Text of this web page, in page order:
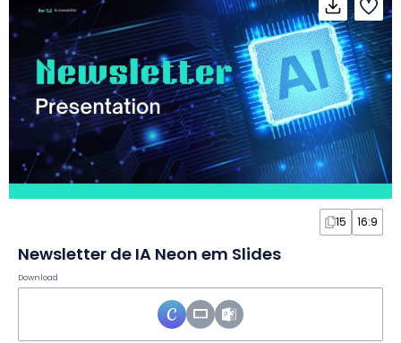
15 16:9
Newsletter de IA Neon em Slides
Download